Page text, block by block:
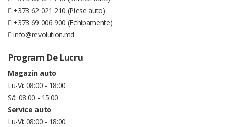
+373 62 021 210 (Piese auto)
+373 69 006 900 (Echipamente)
info@revolution.md
Program De Lucru
Magazin auto
Lu-Vi: 08:00 - 18:00
Sâ: 08:00 - 15:00
Service auto
Lu-Vi: 08:00 - 18:00